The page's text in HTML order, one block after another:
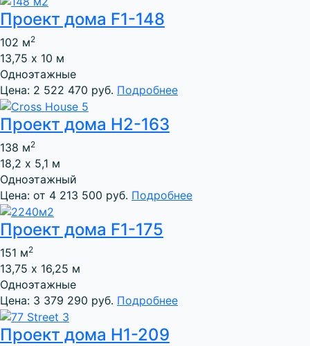
Проект дома F1-148
102 м2
13,75 х 10 м
Одноэтажные
Цена: 2 522 470 руб. Подробнее
Проект дома Н2-163
138 м2
18,2 х 5,1 м
Одноэтажный
Цена: от 4 213 500 руб. Подробнее
Проект дома F1-175
151 м2
13,75 х 16,25 м
Одноэтажные
Цена: 3 379 290 руб. Подробнее
Проект дома Н1-209